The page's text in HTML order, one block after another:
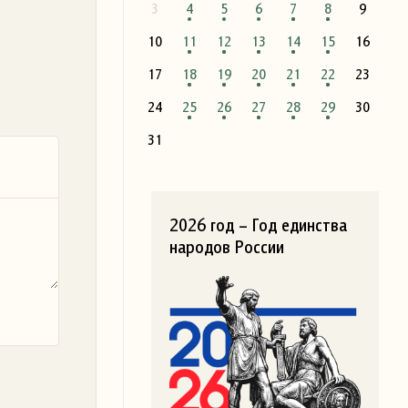
3 4 5 6 7 8
9
10
11 12 13 14 15
16
17
18 19 20 21 22
23
24
25 26 27 28 29
30
31
2026 год – Год единства
народов России